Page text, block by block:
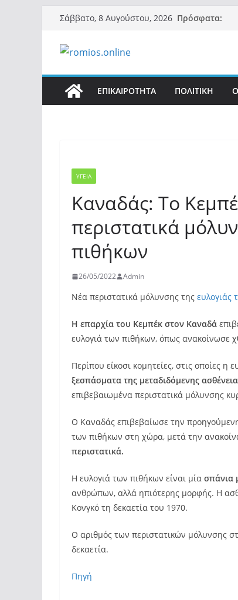
Μετάβαση
περιεχόμενο
Σάββατο, 8 Αυγούστου, 2026 Πρόσφατα:
ΕΠΙΚΑΙΡΟΤΗΤΑ ΠΟΛΙΤΙΚΗ
ΥΓΕΙΑ
Καναδάς: Το
περιστατικά
πιθήκων
26/05/2022 Admin
Νέα περιστατικά μόλυνσης της ευλογιάς
Η επαρχία του Κεμπέκ στον Καναδά
ευλογιά των πιθήκων, όπως ανακοίνωσε
Περίπου είκοσι κομητείες, στις οποίες
ξεσπάσματα της μεταδιδόμενης
επιβεβαιωμένα περιστατικά μόλυνσης
Ο Καναδάς επιβεβαίωσε την
των πιθήκων στη χώρα, μετά την
περιστατικά.
Η ευλογιά των πιθήκων είναι μία σπάνια
ανθρώπων, αλλά ηπιότερης μορφής. Η
Κονγκό τη δεκαετία του 1970.
Ο αριθμός των περιστατικών μόλυνσης
δεκαετία.
Πηγή